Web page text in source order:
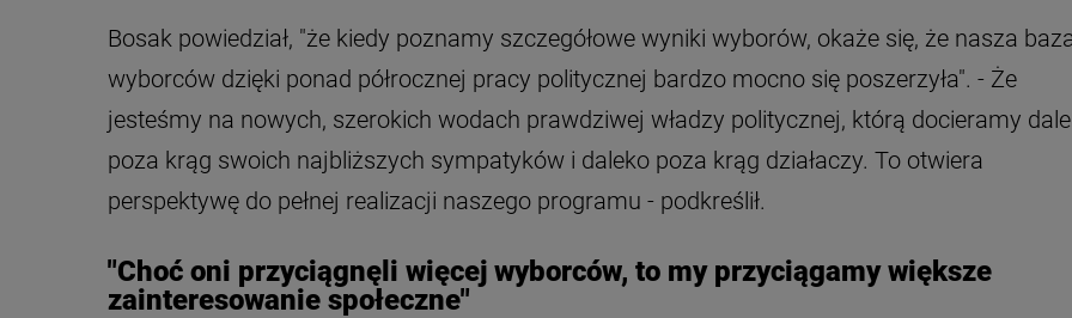
Bosak powiedział, "że kiedy poznamy szczegółowe wyniki wyborów, okaże się, że nasza
wyborców dzięki ponad półrocznej pracy politycznej bardzo mocno się poszerzyła". - Że
jesteśmy na nowych, szerokich wodach prawdziwej władzy politycznej, którą docieramy
poza krąg swoich najbliższych sympatyków i daleko poza krąg działaczy. To otwiera
perspektywę do pełnej realizacji naszego programu - podkreślił.
"Choć oni przyciągnęli więcej wyborców, to my przyciągamy większe
zainteresowanie społeczne"